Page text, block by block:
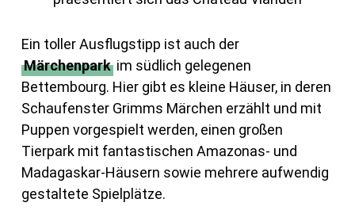
Ein toller Ausflugstipp ist auch der
Märchenparkim südlich gelegenen
Bettembourg. Hier gibt es kleine Häuser, in deren
Schaufenster Grimms Märchen erzählt und mit
Puppen vorgespielt werden, einen großen
Tierpark mit fantastischen Amazonas- und
Madagaskar-Häusern sowie mehrere aufwendig
gestaltete Spielplätze.